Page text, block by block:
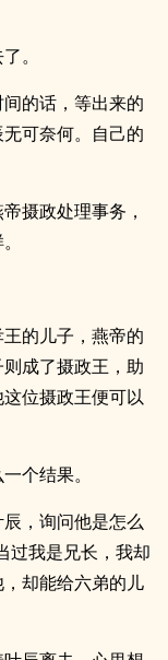
。
的话，等出来的
可奈何。自己的
摄政处理事务，
的儿子，燕帝的
成了摄政王，助
位摄政王便可以
个结果。
，询问他是怎么
过我是兄长，我却
却能给六弟的儿